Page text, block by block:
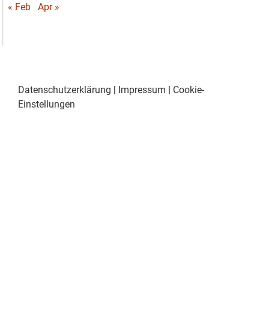
« Feb
Apr »
Datenschutzerklärung | Impressum | Cookie-
Einstellungen